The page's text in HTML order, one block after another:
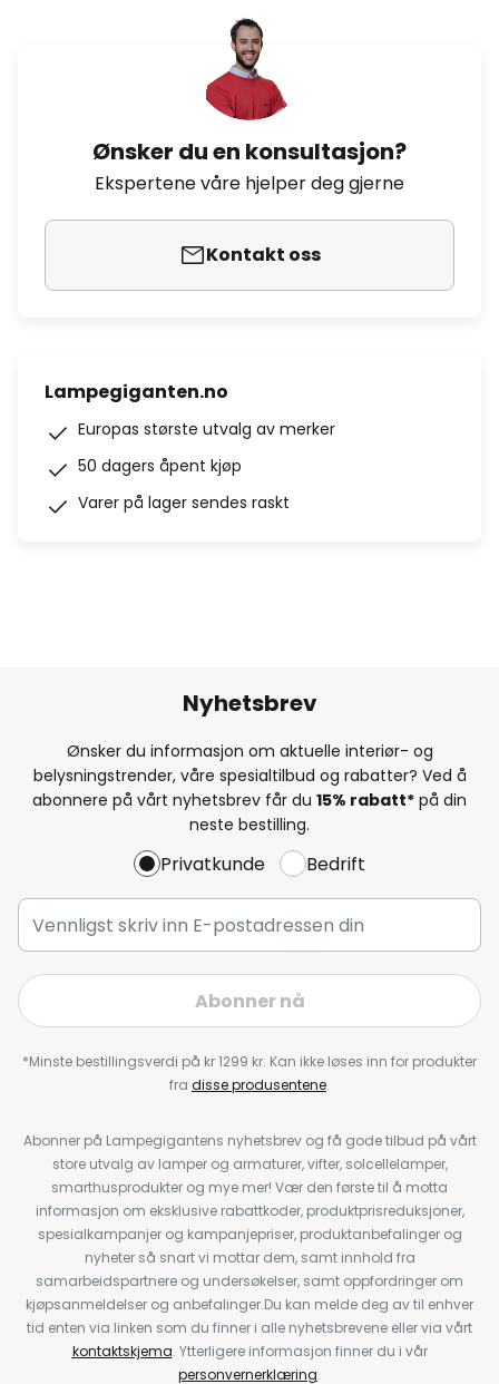
Ønsker du en konsultasjon?
Ekspertene våre hjelper deg gjerne
Kontakt oss
Lampegiganten.no
Europas største utvalg av merker
50 dagers åpent kjøp
Varer på lager sendes raskt
Nyhetsbrev
Ønsker du informasjon om aktuelle interiør- og
belysningstrender, våre spesialtilbud og rabatter? Ved å
abonnere på vårt nyhetsbrev får du 15% rabatt* på din
neste bestilling.
Privatkunde Bedrift
Abonner nå
*Minste bestillingsverdi på kr 1299 kr. Kan ikke løses inn for produkter
fra disse produsentene.
Abonner på Lampegigantens nyhetsbrev og få gode tilbud på vårt
store utvalg av lamper og armaturer, vifter, solcellelamper,
smarthusprodukter og mye mer! Vær den første til å motta
informasjon om eksklusive rabattkoder, produktprisreduksjoner,
spesialkampanjer og kampanjepriser, produktanbefalinger og
nyheter så snart vi mottar dem, samt innhold fra
samarbeidspartnere og undersøkelser, samt oppfordringer om
kjøpsanmeldelser og anbefalinger.Du kan melde deg av til enhver
tid enten via linken som du finner i alle nyhetsbrevene eller via vårt
kontaktskjema. Ytterligere informasjon finner du i vår
personvernerklæring.